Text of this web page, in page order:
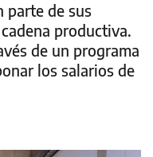
parte de sus
productiva.
de un programa
los salarios de